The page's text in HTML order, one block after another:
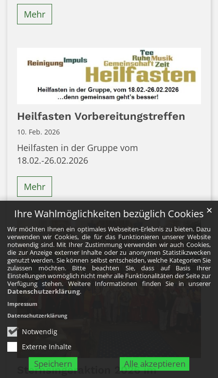
Ihre Wahlmöglichkeiten bezüglich Cookies
Wir möchten Ihnen ein optimales Webseiten-Erlebnis zu bieten. Dazu
verwenden wir Cookies, die für das Funktionieren unserer Website
notwendig sind. Mit Ihrer Zustimmung verwenden wir auch Cookies,
die zur Anzeige externer Inhalte oder zu anonymen Statistikzwecken
genutzt werden. Sie können selbst entscheiden, welche Kategorien Sie
zulassen möchten. Bitte beachten Sie, dass auf Basis Ihrer
Einstellungen womöglich nicht mehr alle Funktionalitäten der Seite zur
Verfügung stehen. Weitere Informationen finden Sie in unserer
Datenschutzerklärung.
Notwendig
Externe Inhalte
Speichern Alle akzeptieren
✕
Impressum
Datenschutzerklärung
Mehr
Heilfasten Vorbereitungstreffen
10. Feb. 2026
Heilfasten in der Gruppe vom
18.02.-26.02.2026
Mehr
Sternsingeraktion 2026 im